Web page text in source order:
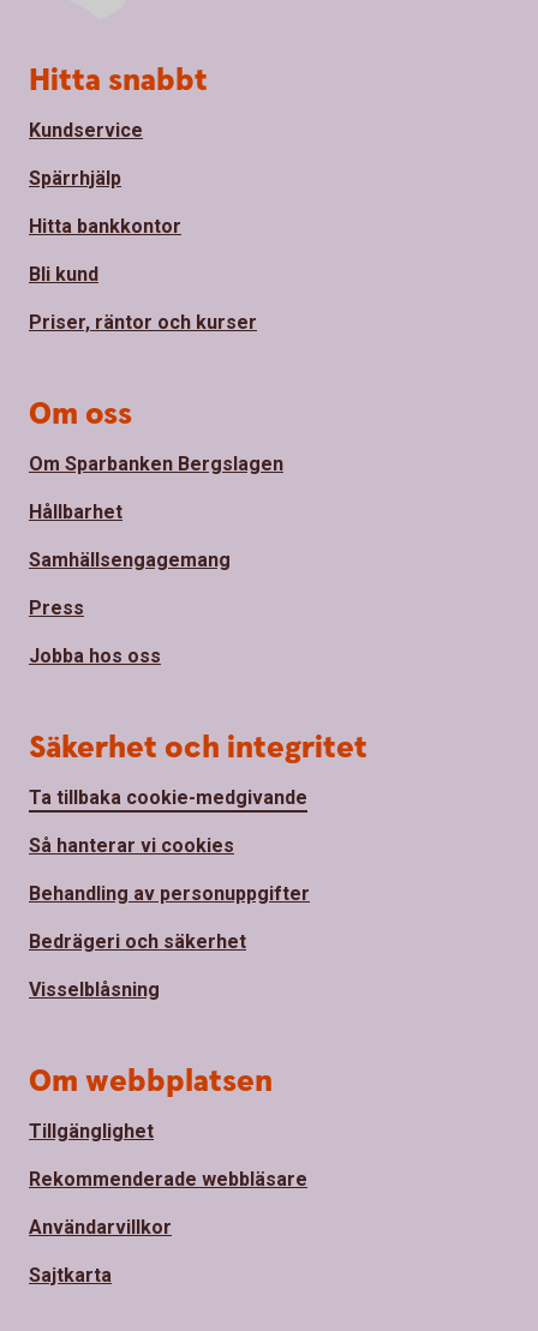
Sidfot
Hitta snabbt
Kundservice
Spärrhjälp
Hitta bankkontor
Bli kund
Priser, räntor och kurser
Om oss
Om Sparbanken Bergslagen
Hållbarhet
Samhällsengagemang
Press
Jobba hos oss
Säkerhet och integritet
Ta tillbaka cookie-medgivande
Så hanterar vi cookies
Behandling av personuppgifter
Bedrägeri och säkerhet
Visselblåsning
Om webbplatsen
Tillgänglighet
Rekommenderade webbläsare
Användarvillkor
Sajtkarta